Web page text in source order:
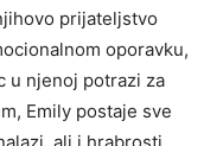
prijateljstvo
oporavku,
u njenoj potrazi za
Emily postaje sve
ali i hrabrosti